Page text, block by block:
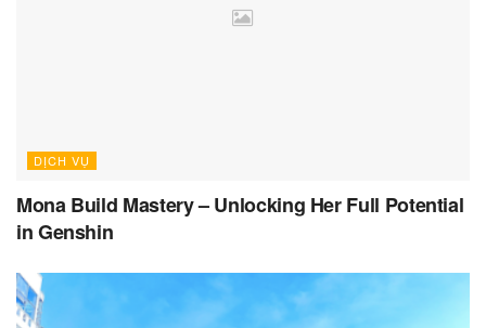
DỊCH VỤ
Mona Build Mastery – Unlocking Her Full Potential
in Genshin